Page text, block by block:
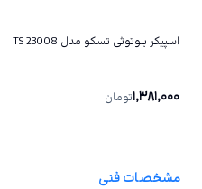
اسپیکر بلوتوثی تسکو مدل TS 23008
1,381,000تومان
مشخصات فنی